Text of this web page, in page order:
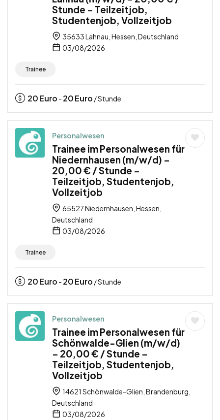
Stunde – Teilzeitjob,
Studentenjob, Vollzeitjob
35633 Lahnau, Hessen, Deutschland
03/08/2026
Trainee
20Euro - 20Euro / Stunde
Personalwesen
Trainee im Personalwesen für
Niedernhausen (m/w/d) –
20,00 € / Stunde –
Teilzeitjob, Studentenjob,
Vollzeitjob
65527 Niedernhausen, Hessen,
Deutschland
03/08/2026
Trainee
20Euro - 20Euro / Stunde
Personalwesen
Trainee im Personalwesen für
Schönwalde-Glien (m/w/d)
– 20,00 € / Stunde –
Teilzeitjob, Studentenjob,
Vollzeitjob
14621 Schönwalde-Glien, Brandenburg,
Deutschland
03/08/2026